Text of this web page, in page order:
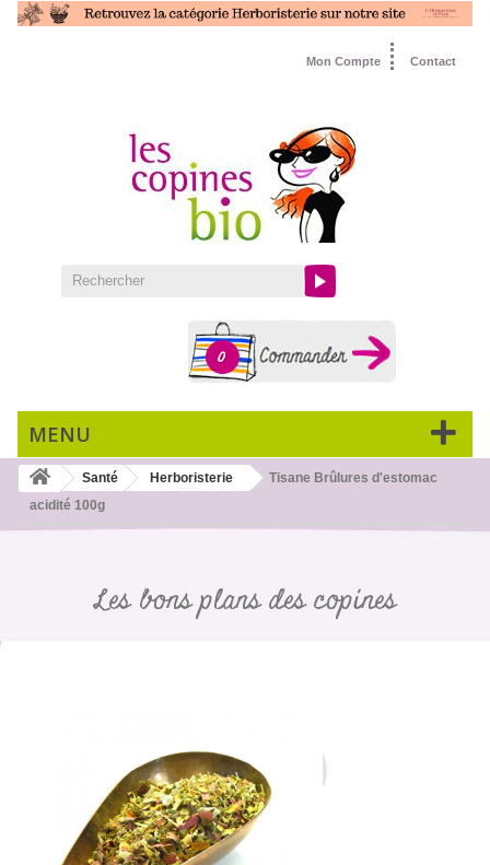
Contact
Mon Compte
0
MENU
Santé Herboristerie
Tisane Brûlures d'estomac
acidité 100g
Les bons plans des copines